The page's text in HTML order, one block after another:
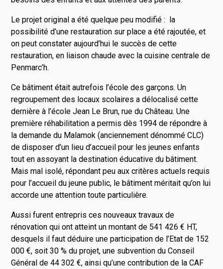
Le projet original a été quelque peu modifié : la
possibilité d’une restauration sur place a été rajoutée, et
on peut constater aujourd’hui le succès de cette
restauration, en liaison chaude avec la cuisine centrale de
Penmarc’h.
Ce bâtiment était autrefois l’école des garçons. Un
regroupement des locaux scolaires a délocalisé cette
dernière à l’école Jean Le Brun, rue du Château. Une
première réhabilitation a permis dès 1994 de répondre à
la demande du Malamok (anciennement dénommé CLC)
de disposer d’un lieu d’accueil pour les jeunes enfants
tout en assoyant la destination éducative du bâtiment.
Mais mal isolé, répondant peu aux critères actuels requis
pour l’accueil du jeune public, le bâtiment méritait qu’on lui
accorde une attention toute particulière.
Aussi furent entrepris ces nouveaux travaux de
rénovation qui ont atteint un montant de 541 426 € HT,
desquels il faut déduire une participation de l’Etat de 152
000 €, soit 30 % du projet, une subvention du Conseil
Général de 44 302 €, ainsi qu’une contribution de la CAF